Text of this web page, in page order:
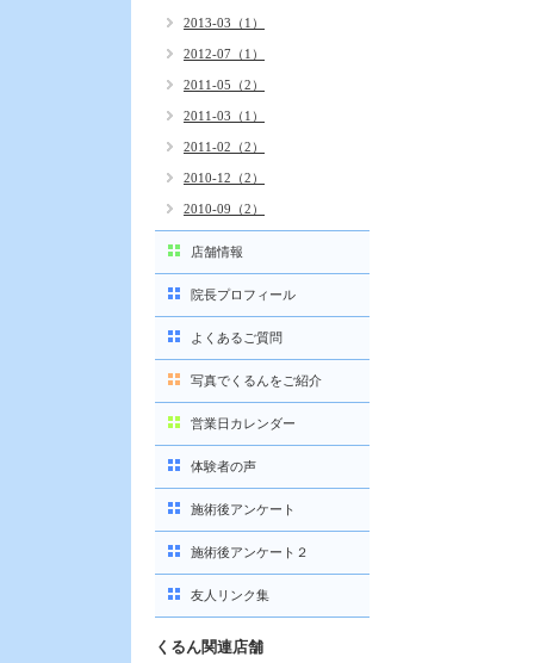
2013-03（1）
2012-07（1）
2011-05（2）
2011-03（1）
2011-02（2）
2010-12（2）
2010-09（2）
店舗情報
院長プロフィール
よくあるご質問
写真でくるんをご紹介
営業日カレンダー
体験者の声
施術後アンケート
施術後アンケート２
友人リンク集
くるん関連店舗